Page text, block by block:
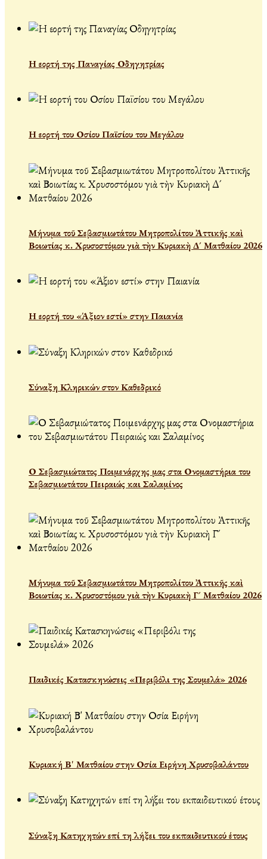
Η εορτή της Παναγίας Οδηγητρίας
Η εορτή του Οσίου Παϊσίου του Μεγάλου
Μήνυμα τοῦ Σεβασμιωτάτου Μητροπολίτου Ἀττικῆς καὶ
Βοιωτίας κ. Χρυσοστόμου γιὰ τὴν Κυριακὴ Δ´ Ματθαίου 2026
Η εορτή του «Άξιον εστί» στην Παιανία
Σύναξη Κληρικών στον Καθεδρικό
Ο Σεβασμιώτατος Ποιμενάρχης μας στα Ονομαστήρια του
Σεβασμιωτάτου Πειραιώς και Σαλαμίνος
Μήνυμα τοῦ Σεβασμιωτάτου Μητροπολίτου Ἀττικῆς καὶ
Βοιωτίας κ. Χρυσοστόμου γιὰ τὴν Κυριακὴ Γ´ Ματθαίου 2026
Παιδικές Κατασκηνώσεις «Περιβόλι της Σουμελά» 2026
Κυριακή Β' Ματθαίου στην Οσία Ειρήνη Χρυσοβαλάντου
Σύναξη Κατηχητών επί τη λήξει του εκπαιδευτικού έτους